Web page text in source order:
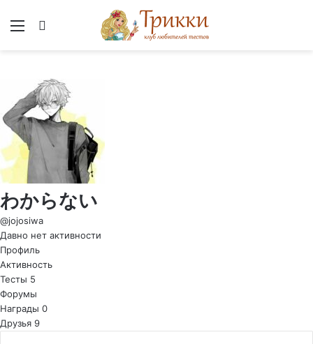
Меню
わからない
@jojosiwa
Давно нет активности
Профиль
Активность
Тесты 5
Форумы
Награды 0
Друзья 9